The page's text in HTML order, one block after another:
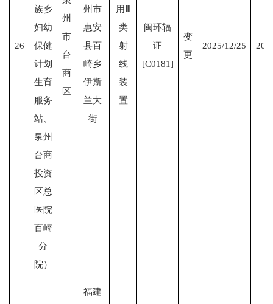
26
族乡
妇幼
保健
计划
生育
服务
站、
泉州
台商
投资
区总
医院
百崎
分
院）
州
市
台
商
区
州市
惠安
县百
崎乡
伊斯
兰大
街
用Ⅲ
类
射
线
装
置
闽环辐
证
[C0181]
变
更
2025/12/25
福建